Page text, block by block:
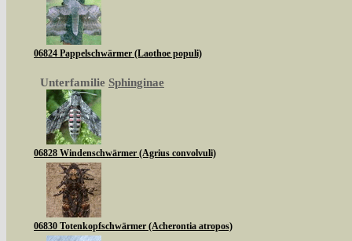
06824 Pappelschwärmer (Laothoe populi)
Unterfamilie Sphinginae
06828 Windenschwärmer (Agrius convolvuli)
06830 Totenkopfschwärmer (Acherontia atropos)